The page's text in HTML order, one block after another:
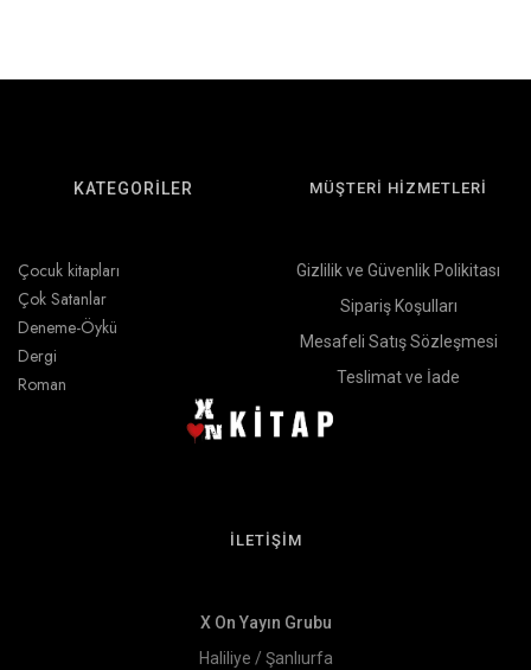
KATEGORİLER
Çocuk kitapları
Çok Satanlar
Deneme-Öykü
Dergi
Roman
MÜŞTERİ HİZMETLERİ
Gizlilik ve Güvenlik Polikitası
Sipariş Koşulları
Mesafeli Satış Sözleşmesi
Teslimat ve İade
İLETİŞİM
X On Yayın Grubu
Haliliye / Şanlıurfa